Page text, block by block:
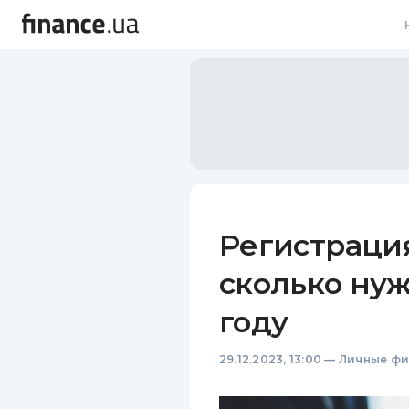
сколько
году
29.12.2023, 13:00 — Личные